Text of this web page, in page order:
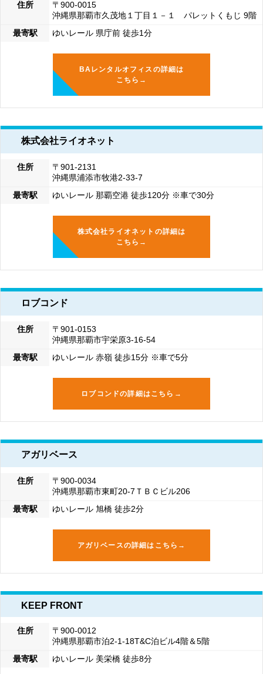
住所
〒900-0015
沖縄県那覇市久茂地１丁目１－１ パレットくもじ 9階
最寄駅
ゆいレール 県庁前 徒歩1分
BAレンタルオフィスの詳細は
こちら→
株式会社ライオネット
住所
〒901-2131
沖縄県浦添市牧港2-33-7
最寄駅
ゆいレール 那覇空港 徒歩120分 ※車で30分
株式会社ライオネットの詳細は
こちら→
ロブコンド
住所
〒901-0153
沖縄県那覇市宇栄原3-16-54
最寄駅
ゆいレール 赤嶺 徒歩15分 ※車で5分
ロブコンドの詳細はこちら→
アガリベース
住所
〒900-0034
沖縄県那覇市東町20-7ＴＢＣビル206
最寄駅
ゆいレール 旭橋 徒歩2分
アガリベースの詳細はこちら→
KEEP FRONT
住所
〒900-0012
沖縄県那覇市泊2-1-18T&C泊ビル4階＆5階
最寄駅
ゆいレール 美栄橋 徒歩8分